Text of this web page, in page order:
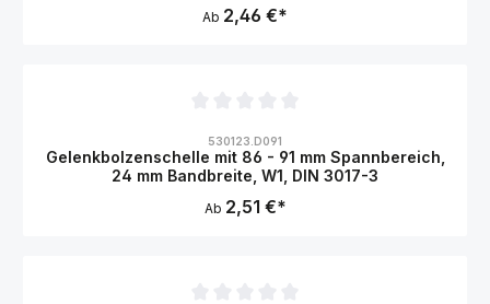
Ab 2,46 €*
530123.D091
Gelenkbolzenschelle mit 86 - 91 mm Spannbereich,
24 mm Bandbreite, W1, DIN 3017-3
Ab 2,51 €*